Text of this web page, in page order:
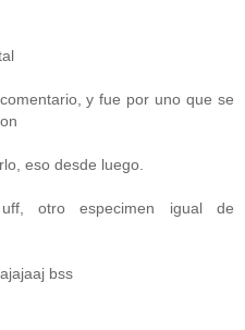
y fue por uno que se
eso desde luego.
otro especimen igual de
bss